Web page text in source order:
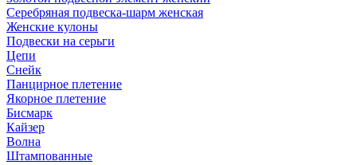
Серебряная подвеска-шарм женская
Женские кулоны
Подвески на серьги
Цепи
Снейк
Панцирное плетение
Якорное плетение
Бисмарк
Кайзер
Волна
Штампованные